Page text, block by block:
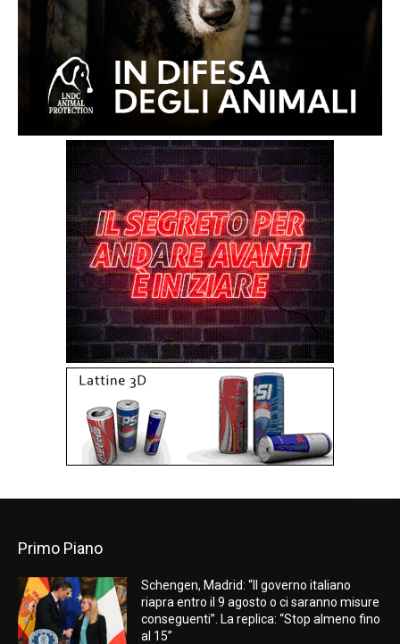
Primo Piano
Schengen, Madrid: “Il governo italiano
riapra entro il 9 agosto o ci saranno misure
conseguenti”. La replica: “Stop almeno fino
al 15”